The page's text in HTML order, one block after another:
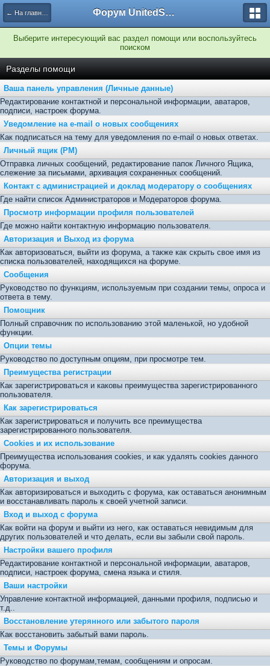
← На главную Форум UnitedSouth
Выберите интересующий вас раздел помощи или воспользуйтесь
поиском
Разделы помощи
Ваша панель управления (Личные данные)
Редактирование контактной и персональной информации, аватаров,
подписи, настроек форума.
Уведомление на e-mail о новых сообщениях
Как подписаться на тему для уведомления по e-mail о новых ответах.
Личный ящик (PM)
Отправка личных сообщений, редактирование папок Личного Ящика,
слежение за письмами, архивация сохраненных сообщений.
Контакт с администрацией и доклад модератору о сообщениях
Где найти список Администраторов и Модераторов форума.
Просмотр информации профиля пользователей
Где можно найти контактную информацию пользователя.
Авторизация и Выход из форума
Как авторизоваться, выйти из форума, а также как скрыть свое имя из
списка пользователей, находящихся на форуме.
Сообщения
Руководство по функциям, используемым при создании темы, опроса и
ответа в тему.
Помощник
Полный справочник по использованию этой маленькой, но удобной
функции.
Опции темы
Руководство по доступным опциям, при просмотре тем.
Преимущества регистрации
Как зарегистрироваться и каковы преимущества зарегистрированного
пользователя.
Как зарегистрироваться
Как зарегистрироваться и получить все преимущества
зарегистрированного пользователя.
Cookies и их использование
Преимущества использования cookies, и как удалять cookies данного
форума.
Авторизация и выход
Как авторизироваться и выходить с форума, как оставаться анонимным
и восстанавливать пароль к своей учетной записи.
Вход и выход с форума
Как войти на форум и выйти из него, как оставаться невидимым для
других пользователей и что делать, если вы забыли свой пароль.
Настройки вашего профиля
Редактирование контактной и персональной информации, аватаров,
подписи, настроек форума, смена языка и стиля.
Ваши настройки
Управление контактной информацией, данными профиля, подписью и
т.д..
Восстановление утерянного или забытого пароля
Как восстановить забытый вами пароль.
Темы и Форумы
Руководство по форумам,темам, сообщениям и опросам.